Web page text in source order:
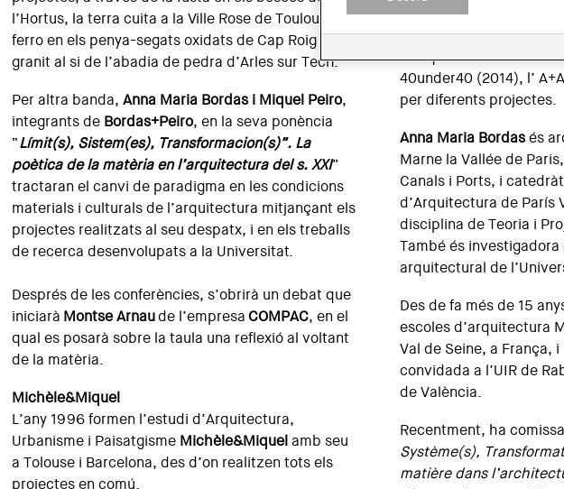
l’Hortus, la terra cuita a la Ville Rose de Toulouse, el
ferro en els penya-segats oxidats de Cap Roig i el
granit al si de l’abadia de pedra d’Arles sur Tech.
Per altra banda,Anna Maria Bordas i Miquel Peiro,
integrants de Bordas+Peiro, en la seva ponència
“Límit(s), Sistem(es), Transformacion(s)”. La
poètica de la matèria en l’arquitectura del s. XXI”
tractaran el canvi de paradigma en les condicions
materials i culturals de l’arquitectura mitjançant els
projectes realitzats al seu despatx, i en els treballs
de recerca desenvolupats a la Universitat.
Després de les conferències, s’obrirà un debat que
iniciarà Montse Arnaude l’empresa COMPAC, en el
qual es posarà sobre la taula una reflexió al voltant
de la matèria.
Michèle&Miquel
L’any 1996 formen l’estudi d’Arquitectura,
Urbanisme i Paisatgisme Michèle&Miquelamb seu
a Tolouse i Barcelona, des d’on realitzen tots els
projectes en comú.
Com a despatx, han
d’arquitectura com el
40under40 (2014), l’
per diferents projectes.
Anna Maria Bordasés
Marne la Vallée de
Canals i Ports, i
d’Arquitectura de París
disciplina de Teoria i
També és
arquitectural de
Des de fa més de 15
escoles d’arquitectura
Val de Seine, a França,
convidada a l’UIR de
de València.
Recentment, ha
Système(s),
matière dans